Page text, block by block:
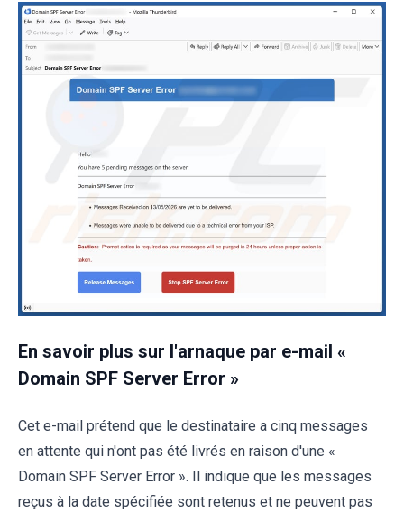
En savoir plus sur l'arnaque par e-mail «
Domain SPF Server Error »
Cet e-mail prétend que le destinataire a cinq messages
en attente qui n'ont pas été livrés en raison d'une «
Domain SPF Server Error ». Il indique que les messages
reçus à la date spécifiée sont retenus et ne peuvent pas